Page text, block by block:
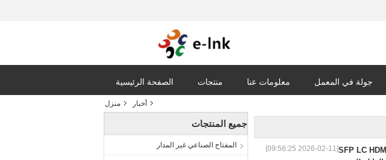
الصفحة الرئيسية منتجات معلومات عنا جولة في المعمل
منزل أخبار
جميع المنتجات
المفتاح الصناعي غير المدار
تعتمد الحرم الجامعي للشركات والتعليم على مكبرات SFP LC HDMI[2026-02-11 09:56:25]